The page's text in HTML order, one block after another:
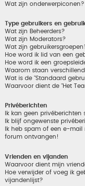
Wat zijn onderwerpiconen?
Type gebruikers en
Wat zijn Beheerders?
Wat zijn Moderators?
Wat zijn
Hoe word ik lid van een
Hoe word ik een
Waarom staan
Wat is de "Standaard
Waarvoor dient de "Het
Privéberichten
Ik kan geen privéberichten
Ik blijf ongewenste
Ik heb spam of een e-
forum ontvangen!
Vrienden en vijanden
Waarvoor dient mijn
Hoe verwijder of voeg ik
vijandenlijst?